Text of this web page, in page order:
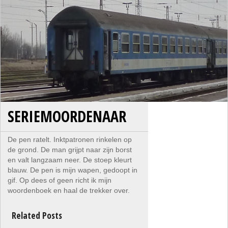
SERIEMOORDENAAR
De pen ratelt. Inktpatronen rinkelen op
de grond. De man grijpt naar zijn borst
en valt langzaam neer. De stoep kleurt
blauw. De pen is mijn wapen, gedoopt in
gif. Op dees of geen richt ik mijn
woordenboek en haal de trekker over.
Related Posts